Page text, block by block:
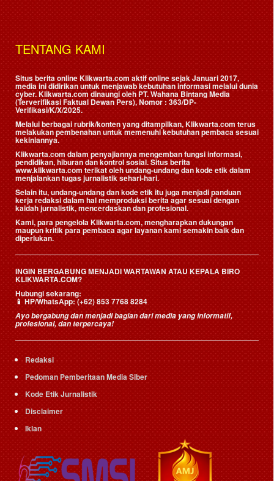
TENTANG KAMI
Situs berita online Klikwarta.com aktif online sejak Januari 2017,
media ini didirikan untuk menjawab kebutuhan informasi melalui dunia
cyber. Klikwarta.com dinaungi oleh PT. Wahana Bintang Media
(Terverifikasi Faktual Dewan Pers), Nomor : 363/DP-
Verifikasi/K/X/2025.
Melalui berbagai rubrik/konten yang ditampilkan, Klikwarta.com terus
melakukan pembenahan untuk memenuhi kebutuhan pembaca sesuai
kekiniannya.
Klikwarta.com dalam penyajiannya mengemban fungsi informasi,
pendidikan, hiburan dan kontrol sosial. Situs berita
www.klikwarta.com terikat oleh undang-undang dan kode etik dalam
menjalankan tugas jurnalistik sehari-hari.
Selain itu, undang-undang dan kode etik itu juga menjadi panduan
kerja redaksi dalam hal memproduksi berita agar sesuai dengan
kaidah jurnalistik, mencerdaskan dan profesional.
Kami, para pengelola Klikwarta.com, mengharapkan dukungan
maupun kritik para pembaca agar layanan kami semakin baik dan
diperlukan.
INGIN BERGABUNG MENJADI WARTAWAN ATAU KEPALA BIRO
KLIKWARTA.COM?
Hubungi sekarang:
📱HP/WhatsApp:(+62) 853 7768 8284
Ayo bergabung dan menjadi bagian dari media yang informatif,
profesional, dan terpercaya!
Redaksi
Pedoman Pemberitaan Media Siber
Kode Etik Jurnalistik
Disclaimer
Iklan